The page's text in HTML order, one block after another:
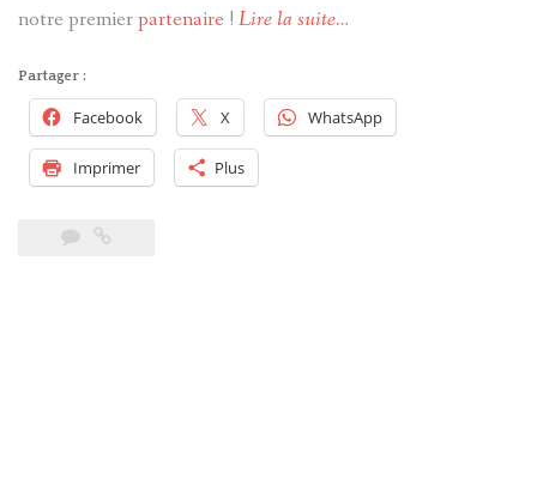
notre premierpartenaire ! Lire la suite…
Partager :
Facebook X WhatsApp
Imprimer Plus